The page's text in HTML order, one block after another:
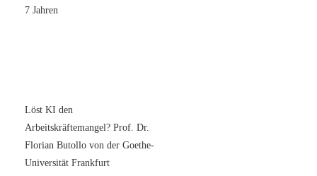
7 Jahren
Löst KI den
Arbeitskräftemangel? Prof. Dr.
Florian Butollo von der Goethe-
Universität Frankfurt